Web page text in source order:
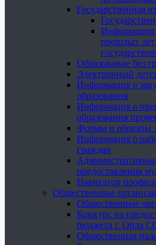
Государственная
Информация
прошлых лет
Образование без
Электронный
Информация о
образования
Информация о
образования
Формы и образцы
Информация о
граждан
предоставления
Навигатор
Общественные
Общественные
Конкурс на
бюджета г. Орла
Общественная